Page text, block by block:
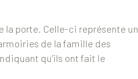
la porte. Celle-ci représente un
de la famille des
qu’ils ont fait le